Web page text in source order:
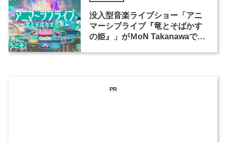
没入型音楽ライブショー「アニ
マーシブライブ『竜とそばかす
の姫』」がＭoN Takanawaで開
PR